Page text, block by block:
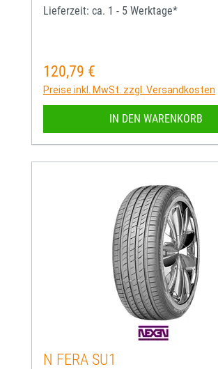
Lieferzeit: ca. 1 - 5 Werktage*
Regulärer Preis:
120,79 €
Preise inkl. MwSt. zzgl. Versandkosten
IN DEN WARENKORB
N FERA SU1